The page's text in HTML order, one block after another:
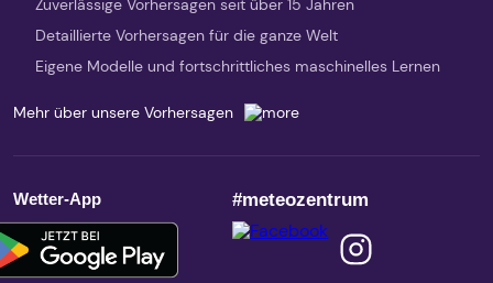
Zuverlässige Vorhersagen seit über 15 Jahren
Detaillierte Vorhersagen für die ganze Welt
Eigene Modelle und fortschrittliches maschinelles Lernen
Mehr über unsere Vorhersagen
Wetter-App #meteozentrum